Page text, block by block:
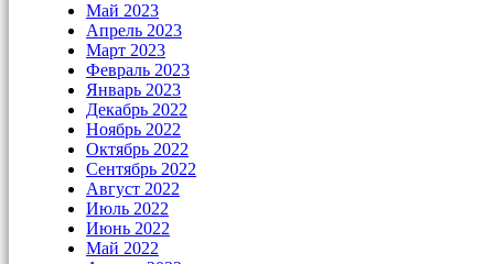
Май 2023
Апрель 2023
Март 2023
Февраль 2023
Январь 2023
Декабрь 2022
Ноябрь 2022
Октябрь 2022
Сентябрь 2022
Август 2022
Июль 2022
Июнь 2022
Май 2022